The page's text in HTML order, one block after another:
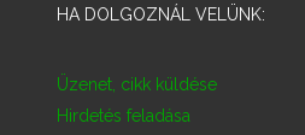
HA DOLGOZNÁL VELÜNK:
Üzenet, cikk küldése
Hirdetés feladása